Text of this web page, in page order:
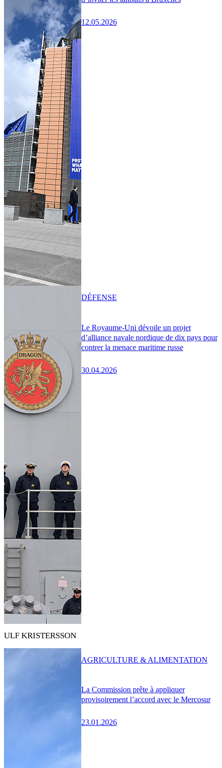
12.05.2026
Le Royaume-Uni dévoile un projet
d’alliance navale nordique de dix pays pour
contrer la menace maritime russe
30.04.2026
DÉFENSE
ULF KRISTERSSON
La Commission prête à appliquer
provisoirement l’accord avec le Mercosur
23.01.2026
AGRICULTURE & ALIMENTATION